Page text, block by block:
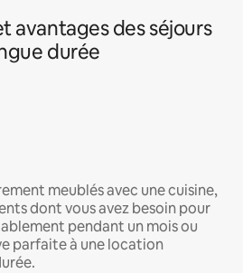
avantages des séjours
durée
meublés avec une cuisine,
dont vous avez besoin pour
pendant un mois ou
parfaite à une location